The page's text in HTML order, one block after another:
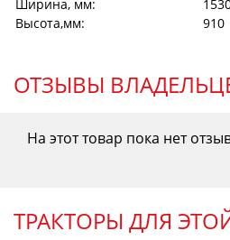
Ширина, мм:
Высота,мм:
910
ОТЗЫВЫ
На этот товар пока нет
ТРАКТОРЫ ДЛЯ